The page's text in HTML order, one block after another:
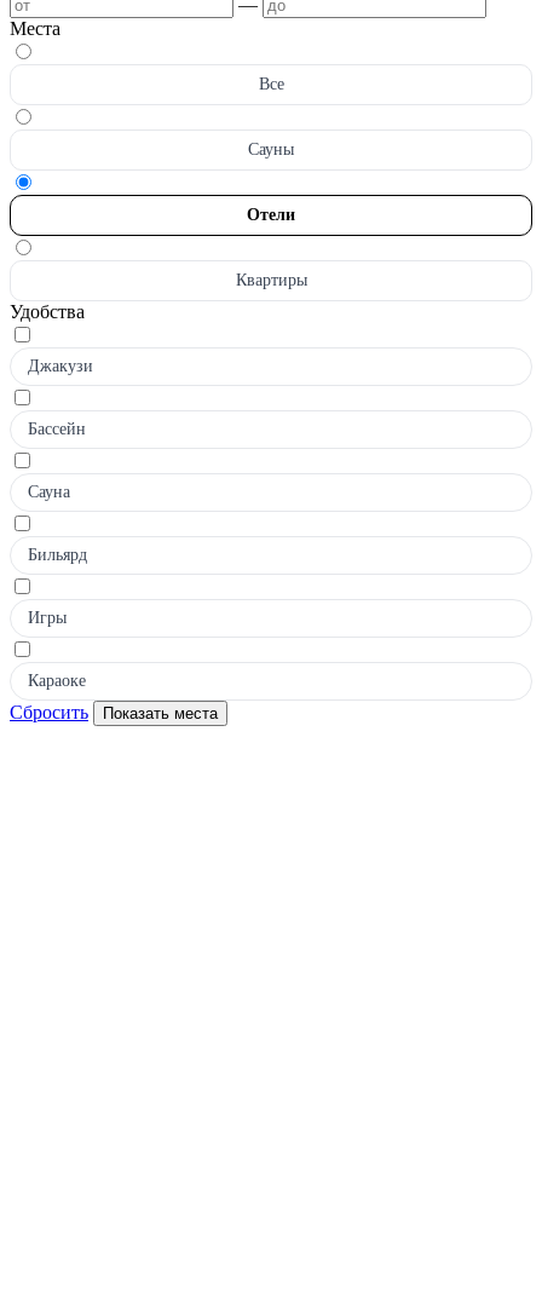
—
Места
Все
Сауны
Отели
Квартиры
Удобства
Джакузи
Бассейн
Сауна
Бильярд
Игры
Караоке
Сбросить Показать места